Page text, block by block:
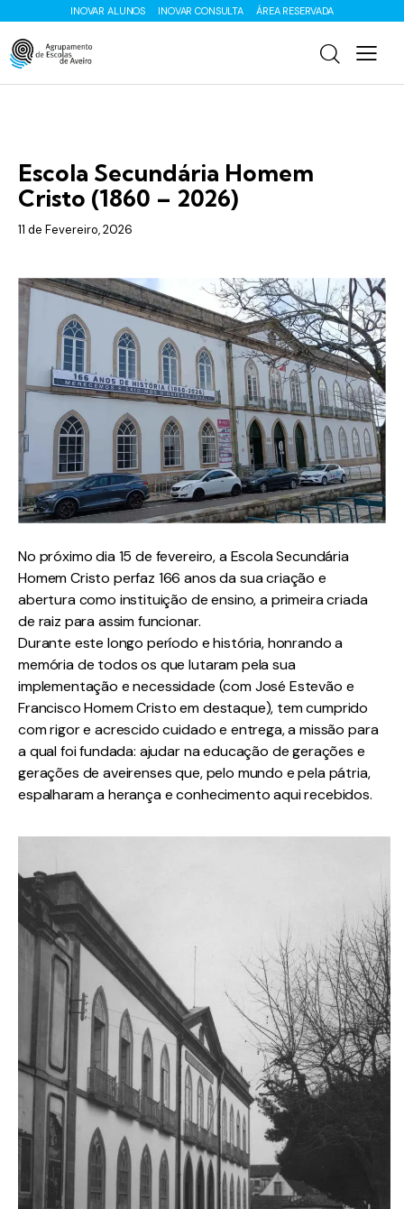
INOVAR ALUNOS INOVAR CONSULTA ÁREA RESERVADA
Escola Secundária Homem
Cristo (1860 – 2026)
11 de Fevereiro, 2026
No próximo dia 15 de fevereiro, a Escola Secundária
Homem Cristo perfaz 166 anos da sua criação e
abertura como instituição de ensino, a primeira criada
de raiz para assim funcionar.
Durante este longo período e história, honrando a
memória de todos os que lutaram pela sua
implementação e necessidade (com José Estevão e
Francisco Homem Cristo em destaque), tem cumprido
com rigor e acrescido cuidado e entrega, a missão para
a qual foi fundada: ajudar na educação de gerações e
gerações de aveirenses que, pelo mundo e pela pátria,
espalharam a herança e conhecimento aqui recebidos.